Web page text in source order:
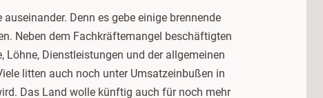
Denn es gebe einige brennende
Neben dem Fachkräftemangel beschäftigten
Löhne, Dienstleistungen und der allgemeinen
litten auch noch unter Umsatzeinbußen in
Das Land wolle künftig auch für noch mehr